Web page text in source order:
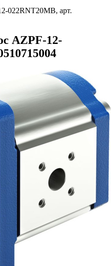
022RNT20MB, арт.
AZPF-12-